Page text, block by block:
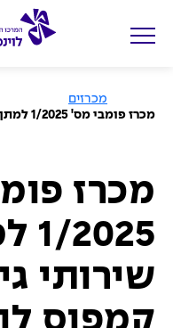
ו
ת
מכרזים
מכרז פומבי מס' 1/2025 למתן שירותי גינון קמפוס לוינסקי
מכרז
1/
שירותי